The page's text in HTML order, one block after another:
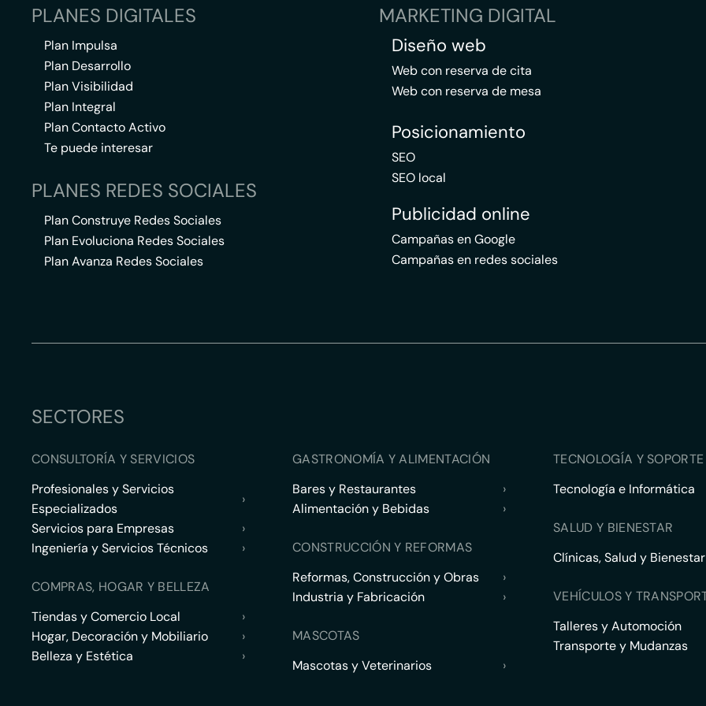
PLANES DIGITALES
Plan Impulsa
Plan Desarrollo
Plan Visibilidad
Plan Integral
Plan Contacto Activo
Te puede interesar
PLANES REDES SOCIALES
Plan Construye Redes Sociales
Plan Evoluciona Redes Sociales
Plan Avanza Redes Sociales
MARKETING DIGITAL
Diseño web
Web con reserva de cita
Web con reserva de mesa
Posicionamiento
SEO
SEO local
Publicidad online
Campañas en Google
Campañas en redes sociales
SECTORES
CONSULTORÍA Y SERVICIOS
Profesionales y Servicios
Especializados
›
Servicios para Empresas
›
Ingeniería y Servicios Técnicos
›
COMPRAS, HOGAR Y BELLEZA
Tiendas y Comercio Local
›
Hogar, Decoración y Mobiliario
›
Belleza y Estética
›
GASTRONOMÍA Y ALIMENTACIÓN
Bares y Restaurantes
›
Alimentación y Bebidas
›
CONSTRUCCIÓN Y REFORMAS
Reformas, Construcción y Obras
›
Industria y Fabricación
›
MASCOTAS
Mascotas y Veterinarios
›
TECNOLOGÍA Y
Tecnología e Informática
SALUD Y BIENESTAR
Clínicas, Salud y Bienestar
VEHÍCULOS Y
Talleres y Automoción
Transporte y Mudanzas